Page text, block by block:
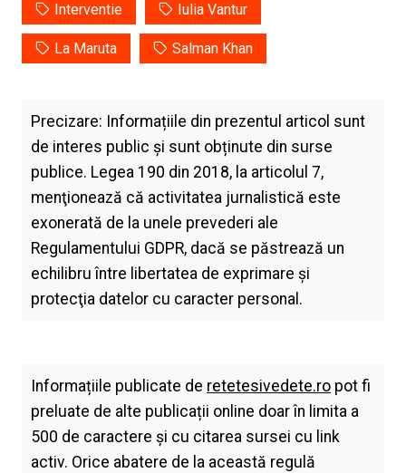
Interventie Iulia Vantur
La Maruta Salman Khan
Precizare: Informațiile din prezentul articol sunt
de interes public și sunt obținute din surse
publice. Legea 190 din 2018, la articolul 7,
menţionează că activitatea jurnalistică este
exonerată de la unele prevederi ale
Regulamentului GDPR, dacă se păstrează un
echilibru între libertatea de exprimare şi
protecţia datelor cu caracter personal.
Informațiile publicate de retetesivedete.ropot fi
preluate de alte publicații online doar în limita a
500 de caractere și cu citarea sursei cu link
activ. Orice abatere de la această regulă